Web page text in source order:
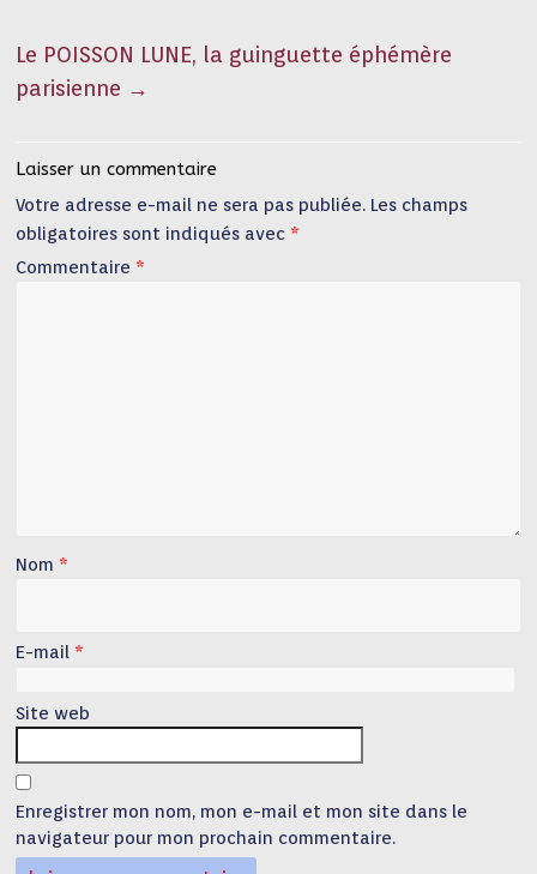
Le POISSON LUNE, la guinguette éphémère
parisienne →
Laisser un commentaire
Votre adresse e-mail ne sera pas publiée. Les champs
obligatoires sont indiqués avec *
Commentaire *
Nom *
E-mail *
Site web
Enregistrer mon nom, mon e-mail et mon site dans le
navigateur pour mon prochain commentaire.